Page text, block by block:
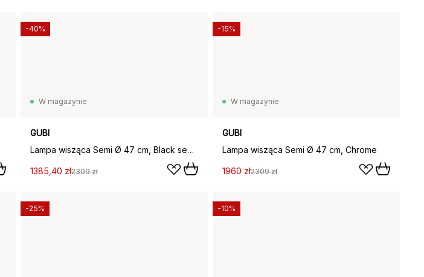
W magazynie
GUBI
Lampa wisząca Semi Ø 47 cm, Black semi matt
1385,40 zł2309 zł
-40%
W magazynie
GUBI
Lampa wisząca Semi Ø 47 cm, Chrome
1960 zł2309 zł
-15%
-25% -10%